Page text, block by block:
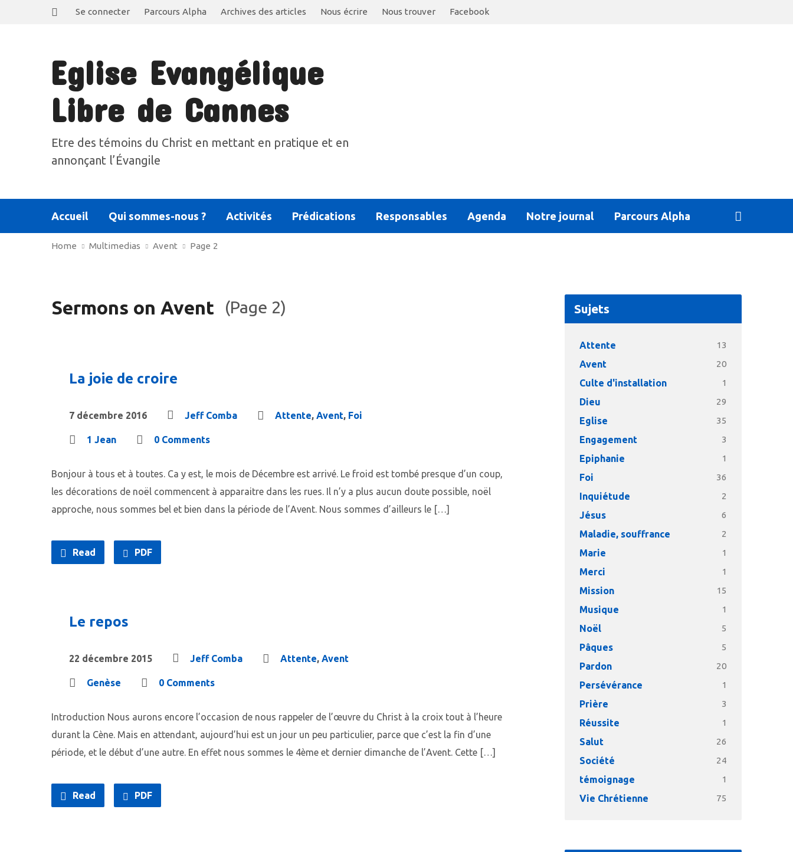
Se connecter Parcours Alpha Archives des articles Nous écrire Nous trouver Facebook
Eglise Evangélique
Libre de Cannes
Etre des témoins du Christ en mettant en pratique et en
annonçant l’Évangile
Accueil Qui sommes-nous ? Activités Prédications Responsables Agenda Notre journal Parcours Alpha
Home Multimedias Avent Page 2
Sermons on Avent (Page 2)
La joie de croire
7 décembre 2016 Jeff Comba Attente, Avent, Foi
1 Jean 0 Comments
Bonjour à tous et à toutes. Ca y est, le mois de Décembre est arrivé. Le froid est tombé presque d’un coup,
les décorations de noël commencent à apparaitre dans les rues. Il n’y a plus aucun doute possible, noël
approche, nous sommes bel et bien dans la période de l’Avent. Nous sommes d’ailleurs le […]
Read PDF
Le repos
22 décembre 2015 Jeff Comba Attente, Avent
Genèse 0 Comments
Introduction Nous aurons encore l’occasion de nous rappeler de l’œuvre du Christ à la croix tout à l’heure
durant la Cène. Mais en attendant, aujourd’hui est un jour un peu particulier, parce que c’est la fin d’une
période, et le début d’une autre. En effet nous sommes le 4ème et dernier dimanche de l’Avent. Cette […]
Read PDF
Sujets
Attente 13
Avent 20
Culte d'installation 1
Dieu 29
Eglise 35
Engagement 3
Epiphanie 1
Foi 36
Inquiétude 2
Jésus 6
Maladie, souffrance 2
Marie 1
Merci 1
Mission 15
Musique 1
Noël 5
Pâques 5
Pardon 20
Persévérance 1
Prière 3
Réussite 1
Salut 26
Société 24
témoignage 1
Vie Chrétienne 75